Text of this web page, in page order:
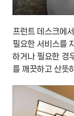
프런트 데스크에
필요한 서비스를
하거나 필요한 경
를 깨끗하고 산뜻